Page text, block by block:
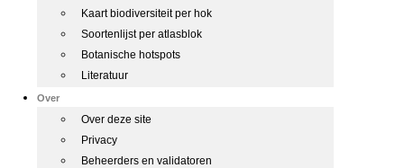
Kaart biodiversiteit per hok
Soortenlijst per atlasblok
Botanische hotspots
Literatuur
Over
Over deze site
Privacy
Beheerders en validatoren